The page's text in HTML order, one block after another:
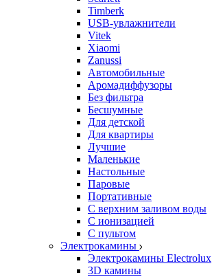
Timberk
USB-увлажнители
Vitek
Xiaomi
Zanussi
Автомобильные
Аромадиффузоры
Без фильтра
Бесшумные
Для детской
Для квартиры
Лучшие
Маленькие
Настольные
Паровые
Портативные
С верхним заливом воды
С ионизацией
С пультом
Электрокамины
Электрокамины Electrolux
3D камины